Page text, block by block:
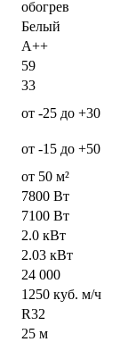
обогрев
Белый
А++
59
33
от -25 до +30
от -15 до +50
от 50 м²
7800 Вт
7100 Вт
2.0 кВт
2.03 кВт
24 000
1250 куб. м/ч
R32
25 м